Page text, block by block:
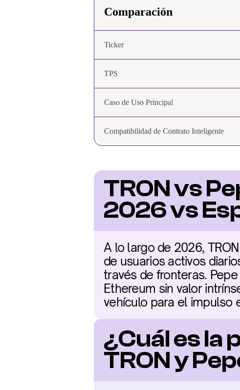
Comparación
Ticker
TPS
Caso de Uso Principal
Compatibilidad de Contrato Inteligente
TRON vs
2026 vs
A lo largo de 2026,
de usuarios activos
través de fronteras.
Ethereum sin valor
vehículo para el impulso
¿Cuál es la
TRON y